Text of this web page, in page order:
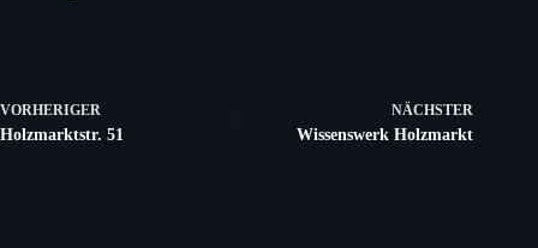
VORHERIGER
Holzmarktstr. 51
NÄCHSTER
Wissenswerk Holzmarkt